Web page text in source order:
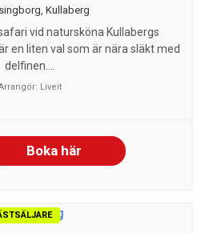
Kullaberg
vid natursköna Kullabergs
en liten val som är nära släkt med
delfinen....
Liveit
Boka här